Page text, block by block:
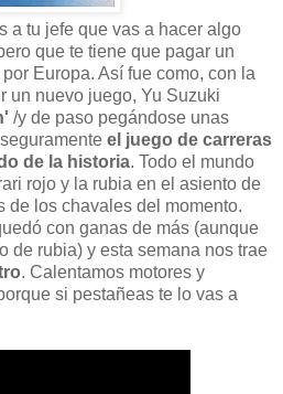
a tu jefe que vas a hacer algo
que te tiene que pagar un
Europa. Así fue como, con la
un nuevo juego, Yu Suzuki
/y de paso pegándose unas
el juego de carreras
de la historia. Todo el mundo
rojo y la rubia en el asiento de
de los chavales del momento.
con ganas de más (aunque
de rubia) y esta semana nos trae
. Calentamos motores y
si pestañeas te lo vas a